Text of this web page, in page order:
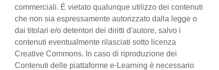
commerciali. È vietato qualunque utilizzo dei contenuti
che non sia espressamente autorizzato dalla legge o
dai titolari e/o detentori dei diritti d'autore, salvo i
contenuti eventualmente rilasciati sotto licenza
Creative Commons. In caso di riproduzione dei
Contenuti delle piattaforme e-Learning è necessario